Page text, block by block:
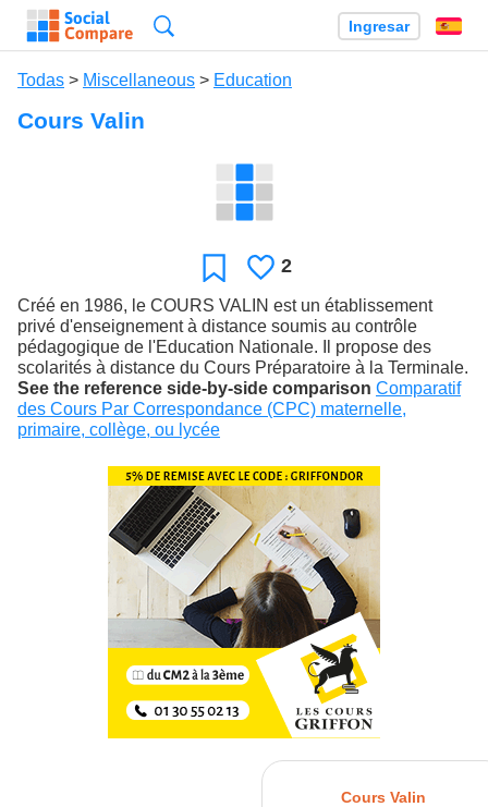
Ingresar
Todas > Miscellaneous > Education
Cours Valin
Favoritos
Le
gusta
2
Créé en 1986, le COURS VALIN est un établissement
privé d'enseignement à distance soumis au contrôle
pédagogique de l'Education Nationale. Il propose des
scolarités à distance du Cours Préparatoire à la Terminale.
See the reference side-by-side comparison Comparatif
des Cours Par Correspondance (CPC) maternelle,
primaire, collège, ou lycée
Cours Valin